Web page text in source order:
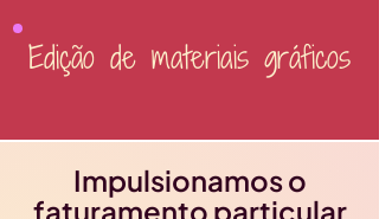
Edição de materiais gráficos
Impulsionamos o
faturamento particular